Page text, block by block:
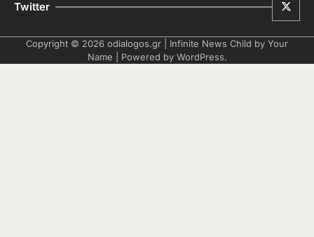
Twitter
Copyright © 2026 odialogos.gr | Infinite News Child by Your
Name | Powered by WordPress.